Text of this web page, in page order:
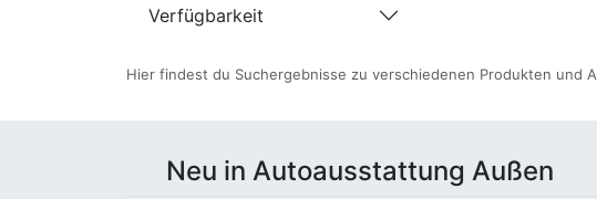
Verfügbarkeit
Hier findest du Suchergebnisse zu verschiedenen Produkten und
Neu in Autoausstattung Außen